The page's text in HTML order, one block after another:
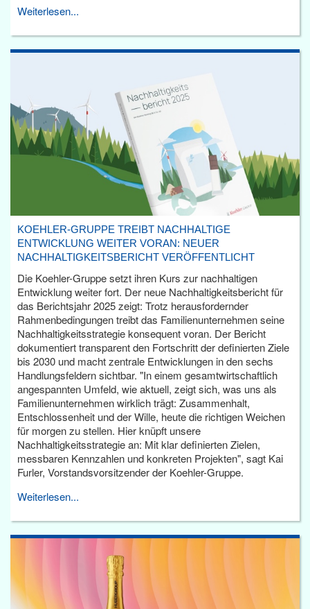
Weiterlesen...
KOEHLER-GRUPPE TREIBT NACHHALTIGE
ENTWICKLUNG WEITER VORAN: NEUER
NACHHALTIGKEITSBERICHT VERÖFFENTLICHT
Die Koehler-Gruppe setzt ihren Kurs zur nachhaltigen
Entwicklung weiter fort. Der neue Nachhaltigkeitsbericht für
das Berichtsjahr 2025 zeigt: Trotz herausfordernder
Rahmenbedingungen treibt das Familienunternehmen seine
Nachhaltigkeitsstrategie konsequent voran. Der Bericht
dokumentiert transparent den Fortschritt der definierten Ziele
bis 2030 und macht zentrale Entwicklungen in den sechs
Handlungsfeldern sichtbar. "In einem gesamtwirtschaftlich
angespannten Umfeld, wie aktuell, zeigt sich, was uns als
Familienunternehmen wirklich trägt: Zusammenhalt,
Entschlossenheit und der Wille, heute die richtigen Weichen
für morgen zu stellen. Hier knüpft unsere
Nachhaltigkeitsstrategie an: Mit klar definierten Zielen,
messbaren Kennzahlen und konkreten Projekten", sagt Kai
Furler, Vorstandsvorsitzender der Koehler-Gruppe.
Weiterlesen...